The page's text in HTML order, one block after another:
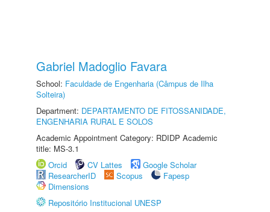
Gabriel Madoglio Favara
School: Faculdade de Engenharia (Câmpus de Ilha
Solteira)
Department: DEPARTAMENTO DE FITOSSANIDADE,
ENGENHARIA RURAL E SOLOS
Academic Appointment Category: RDIDP Academic
title: MS-3.1
Orcid
CV Lattes
Google Scholar
ResearcherID
Scopus
Fapesp
Dimensions
Repositório Institucional UNESP